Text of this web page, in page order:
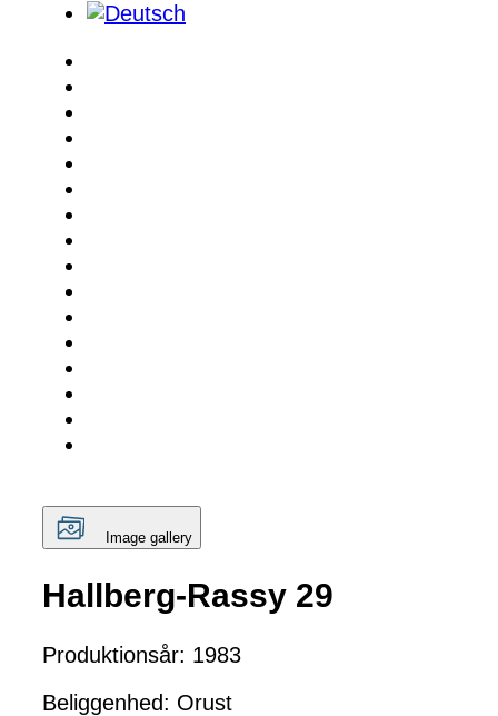
Image gallery
Hallberg-Rassy 29
Produktionsår: 1983
Beliggenhed: Orust